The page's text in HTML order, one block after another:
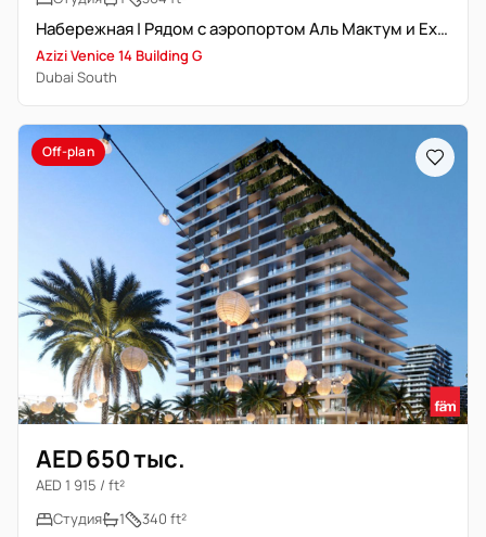
Набережная | Рядом с аэропортом Аль Мактум и Expo
Azizi Venice 14 Building G
Dubai South
Off-plan
AED 650 тыс.
AED 1 915 / ft²
Студия
1 340 ft²